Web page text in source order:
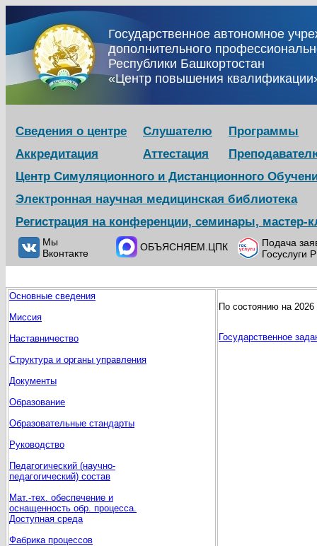
Государственное автономное
дополнительного
Республики Башкортостан
«Центр повышения
Сведения о центре Слушателю
Программы
Аккредитация
Аттестация
Центр Симуляционного и Дистанционного
Электронная научная медицинская библиотека
Регистрация на конференции, семинары,
Мы
Вконтакте
ОБЪЯСНЯЕМ.ЦПК
Подача
Госуслуги
Основные сведения
Миссия
Наставничество
Структура и органы управления
Документы
Образование
Образовательные стандарты
Руководство
Педагогический (научно-
педагогический) состав
Мат.-тех. обеспечение и
оснащенность обр. процесса.
Доступная среда
Фабрика процессов
По состоянию на 2026
Государственное